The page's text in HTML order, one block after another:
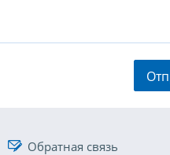
Обратная связь